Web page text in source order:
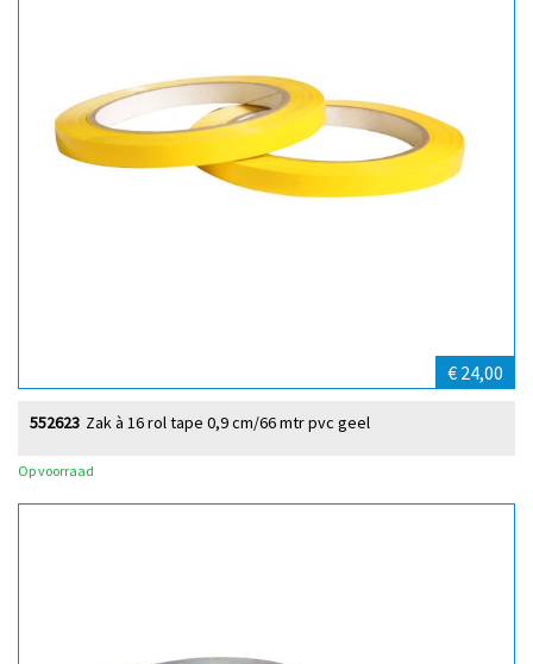
€ 24,00
Zak à 16 rol tape 0,9 cm/66 mtr pvc geel
552623
Op voorraad